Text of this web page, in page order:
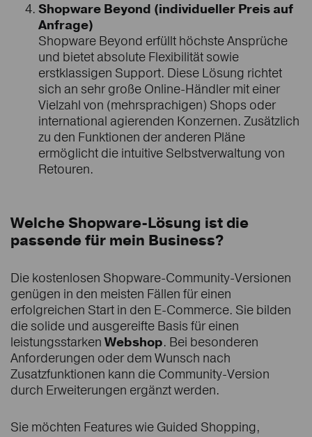
Shopware Beyond (individueller Preis auf
Anfrage)
Shopware Beyond erfüllt höchste Ansprüche
und bietet absolute Flexibilität sowie
erstklassigen Support. Diese Lösung richtet
sich an sehr große Online-Händler mit einer
Vielzahl von (mehrsprachigen) Shops oder
international agierenden Konzernen. Zusätzlich
zu den Funktionen der anderen Pläne
ermöglicht die intuitive Selbstverwaltung von
Retouren.
Welche Shopware-Lösung ist die
passende für mein Business?
Die kostenlosen Shopware-Community-Versionen
genügen in den meisten Fällen für einen
erfolgreichen Start in den E-Commerce. Sie bilden
die solide und ausgereifte Basis für einen
leistungsstarken Webshop. Bei besonderen
Anforderungen oder dem Wunsch nach
Zusatzfunktionen kann die Community-Version
durch Erweiterungen ergänzt werden.
Sie möchten Features wie Guided Shopping,